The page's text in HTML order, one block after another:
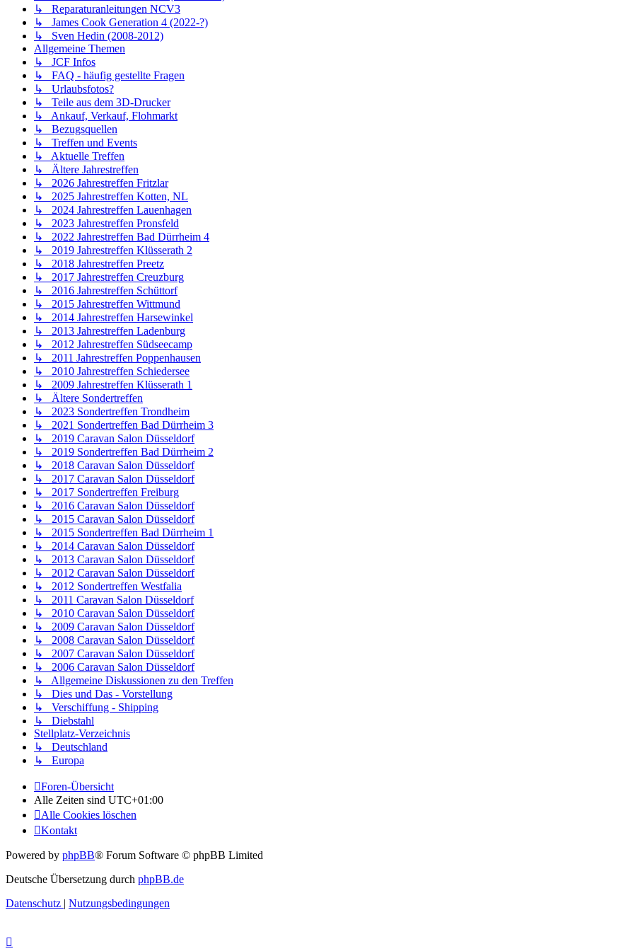
↳ Reparaturanleitungen NCV3
↳ James Cook Generation 4 (2022-?)
↳ Sven Hedin (2008-2012)
Allgemeine Themen
↳ JCF Infos
↳ FAQ - häufig gestellte Fragen
↳ Urlaubsfotos?
↳ Teile aus dem 3D-Drucker
↳ Ankauf, Verkauf, Flohmarkt
↳ Bezugsquellen
↳ Treffen und Events
↳ Aktuelle Treffen
↳ Ältere Jahrestreffen
↳ 2026 Jahrestreffen Fritzlar
↳ 2025 Jahrestreffen Kotten, NL
↳ 2024 Jahrestreffen Lauenhagen
↳ 2023 Jahrestreffen Pronsfeld
↳ 2022 Jahrestreffen Bad Dürrheim 4
↳ 2019 Jahrestreffen Klüsserath 2
↳ 2018 Jahrestreffen Preetz
↳ 2017 Jahrestreffen Creuzburg
↳ 2016 Jahrestreffen Schüttorf
↳ 2015 Jahrestreffen Wittmund
↳ 2014 Jahrestreffen Harsewinkel
↳ 2013 Jahrestreffen Ladenburg
↳ 2012 Jahrestreffen Südseecamp
↳ 2011 Jahrestreffen Poppenhausen
↳ 2010 Jahrestreffen Schiedersee
↳ 2009 Jahrestreffen Klüsserath 1
↳ Ältere Sondertreffen
↳ 2023 Sondertreffen Trondheim
↳ 2021 Sondertreffen Bad Dürrheim 3
↳ 2019 Caravan Salon Düsseldorf
↳ 2019 Sondertreffen Bad Dürrheim 2
↳ 2018 Caravan Salon Düsseldorf
↳ 2017 Caravan Salon Düsseldorf
↳ 2017 Sondertreffen Freiburg
↳ 2016 Caravan Salon Düsseldorf
↳ 2015 Caravan Salon Düsseldorf
↳ 2015 Sondertreffen Bad Dürrheim 1
↳ 2014 Caravan Salon Düsseldorf
↳ 2013 Caravan Salon Düsseldorf
↳ 2012 Caravan Salon Düsseldorf
↳ 2012 Sondertreffen Westfalia
↳ 2011 Caravan Salon Düsseldorf
↳ 2010 Caravan Salon Düsseldorf
↳ 2009 Caravan Salon Düsseldorf
↳ 2008 Caravan Salon Düsseldorf
↳ 2007 Caravan Salon Düsseldorf
↳ 2006 Caravan Salon Düsseldorf
↳ Allgemeine Diskussionen zu den Treffen
↳ Dies und Das - Vorstellung
↳ Verschiffung - Shipping
↳ Diebstahl
Stellplatz-Verzeichnis
↳ Deutschland
↳ Europa
Foren-Übersicht
Alle Zeiten sind UTC+01:00
Alle Cookies löschen
Kontakt
Powered by phpBB® Forum Software © phpBB Limited
Deutsche Übersetzung durch phpBB.de
Datenschutz | Nutzungsbedingungen